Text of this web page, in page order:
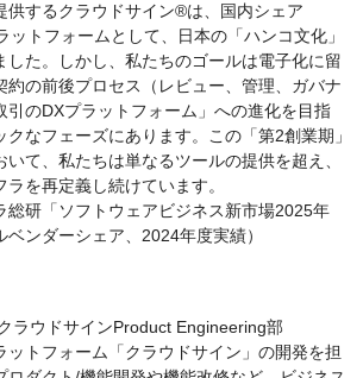
供するクラウドサイン®︎は、国内シェア
トフォームとして、日本の「ハンコ文化」
した。しかし、私たちのゴールは電子化に留
約の前後プロセス（レビュー、管理、ガバナ
引のDXプラットフォーム」への進化を目指
クなフェーズにあります。この「第2創業期」
いて、私たちは単なるツールの提供を超え、
を再定義し続けています。
研「ソフトウェアビジネス新市場2025年
ンダーシェア、2024年度実績）
ラウドサインProduct Engineering部
ットフォーム「クラウドサイン」の開発を担